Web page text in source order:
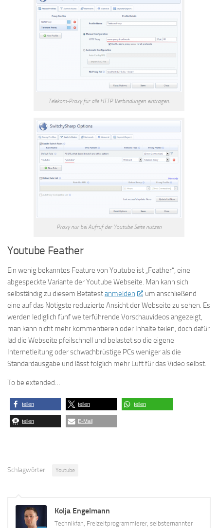
Telekom-Proxy für alle HTTP Verbindungen eintragen.
Proxy nur bei Aufruf der Youtube Seite nutzen
Youtube Feather
Ein wenig bekanntes Feature von Youtube ist „Feather“, eine
abgespeckte Variante der Youtube Webseite. Man kann sich
selbständig zu diesem Betatestanmelden
, um anschließend
eine auf das Nötigste reduzierte Ansicht der Webseite zu sehen. Es
werden lediglich fünf weiterführende Vorschauvideos angezeigt,
man kann nicht mehr kommentieren oder Inhalte teilen, doch dafür
läd die Webseite pfeilschnell und belastet so die eigene
Internetleitung oder schwachbrüstige PCs weniger als die
Standardausgabe und lässt folglich mehr Luft für das Video selbst.
To be extended…
teilen teilen teilen
teilen E-Mail
Schlagwörter: Youtube
Kolja Engelmann
Technikfan, Freizeitprogrammierer, selbsternannter